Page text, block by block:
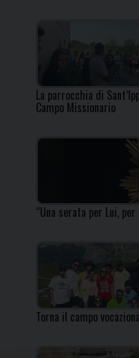
La parrocchia di
Campo Missionario
“Una serata per Lui, per
Torna il campo